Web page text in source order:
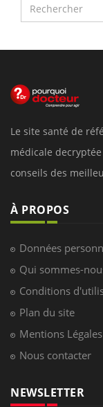
Le site santé de
médicale
conseils des
À PROPOS
Données
Qui sommes-
Conditions
Plan du site
Mentions Légales
Nous contacter
NEWSLETTER